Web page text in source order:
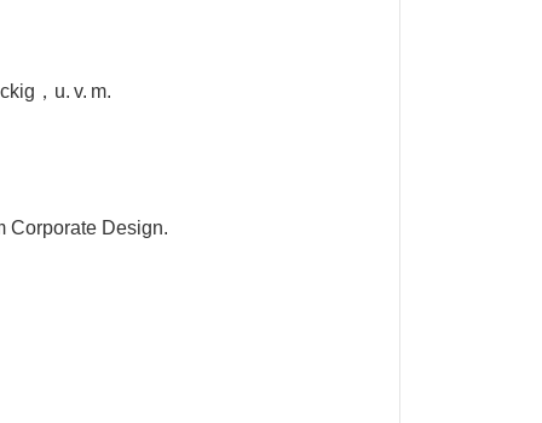
，u. v. m.
Corporate Design.